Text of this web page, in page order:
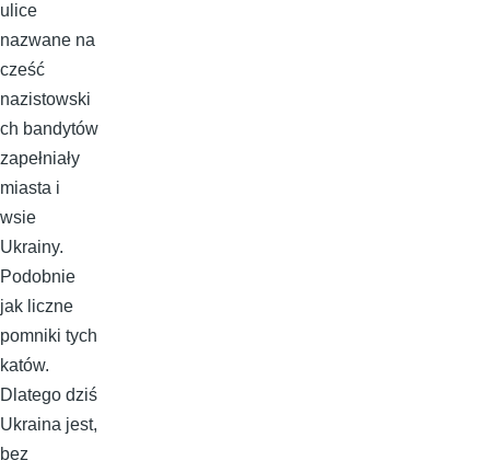
ulice
nazwane na
cześć
nazistowski
ch bandytów
zapełniały
miasta i
wsie
Ukrainy.
Podobnie
jak liczne
pomniki tych
katów.
Dlatego dziś
Ukraina jest,
bez